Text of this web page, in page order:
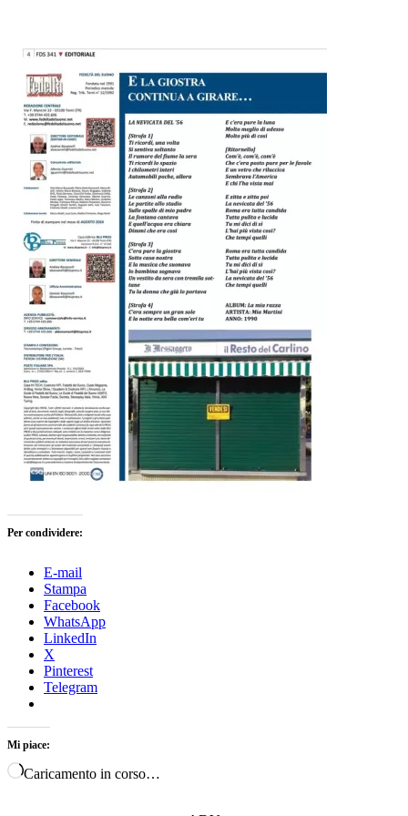
Per condividere:
E-mail
Stampa
Facebook
WhatsApp
LinkedIn
X
Pinterest
Telegram
Mi piace:
Caricamento in corso…